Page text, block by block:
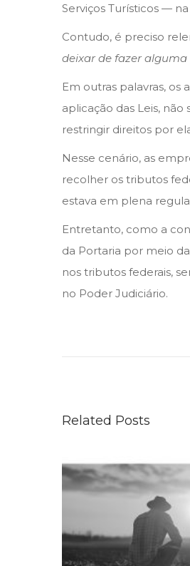
0
2
2
Serviços Turísticos —
Contudo, é preciso
deixar de fazer alguma
Em outras palavras,
aplicação das Leis,
restringir direitos por
Nesse cenário, as
recolher os tributos
estava em plena
Entretanto, como a
da Portaria por meio
nos tributos federais,
no Poder Judiciário.
f
n
a
,
Related Posts